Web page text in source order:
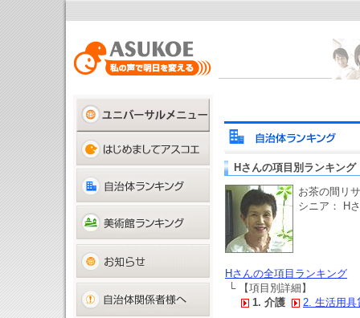
Hさんの項目別ランキング
お茶の間リ
シニア： H
Hさんの全項目ランキング
└ 【項目別詳細】
1. 介護
2. 生活用具